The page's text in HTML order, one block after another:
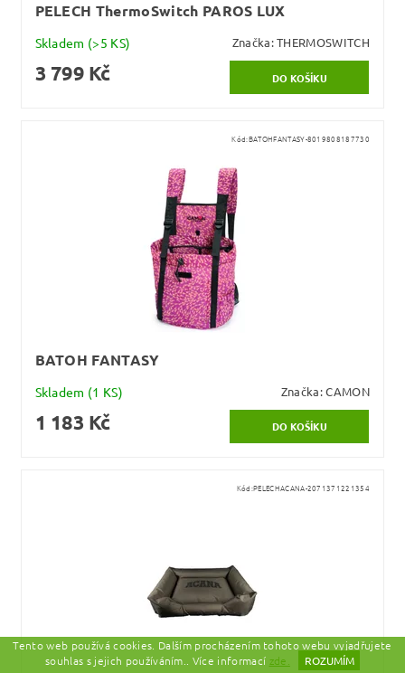
PELECH ThermoSwitch PAROS LUX
Skladem (>5 KS) Značka:THERMOSWITCH
3 799 Kč
Kód:BATOHFANTASY-8019808187730
BATOH FANTASY
Skladem (1 KS) Značka:CAMON
1 183 Kč
Kód:PELECHACANA-2071371221354
Tento web používá cookies. Dalším procházením tohoto webu vyjadřujete
souhlas s jejich používáním.. Více informací zde. ROZUMÍM